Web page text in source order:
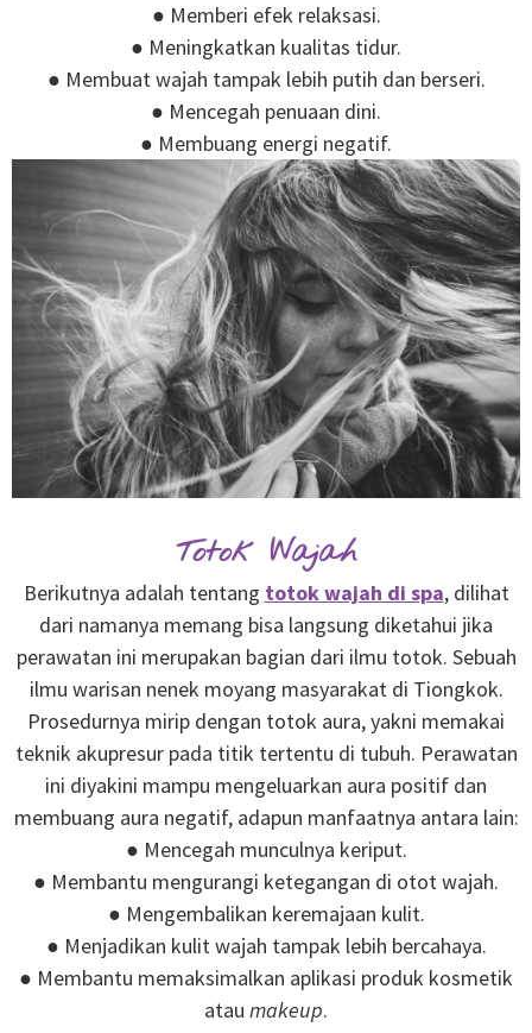
● Memberi efek relaksasi.
● Meningkatkan kualitas tidur.
● Membuat wajah tampak lebih putih dan berseri.
● Mencegah penuaan dini.
● Membuang energi negatif.
Totok Wajah
Berikutnya adalah tentang totok wajah di spa, dilihat
dari namanya memang bisa langsung diketahui jika
perawatan ini merupakan bagian dari ilmu totok. Sebuah
ilmu warisan nenek moyang masyarakat di Tiongkok.
Prosedurnya mirip dengan totok aura, yakni memakai
teknik akupresur pada titik tertentu di tubuh. Perawatan
ini diyakini mampu mengeluarkan aura positif dan
membuang aura negatif, adapun manfaatnya antara lain:
● Mencegah munculnya keriput.
● Membantu mengurangi ketegangan di otot wajah.
● Mengembalikan keremajaan kulit.
● Menjadikan kulit wajah tampak lebih bercahaya.
● Membantu memaksimalkan aplikasi produk kosmetik
atau makeup.